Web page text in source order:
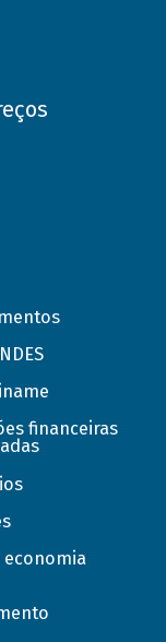
financeiras
economia